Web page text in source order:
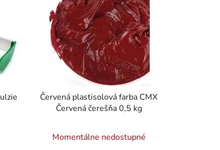
Červená plastisolová farba CMX
Červená čerešňa 0,5 kg
Momentálne nedostupné